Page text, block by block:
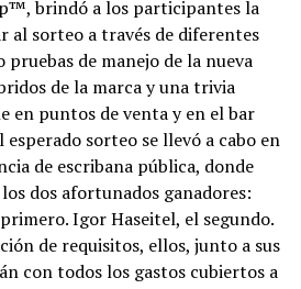
brindó a los participantes la
al sorteo a través de diferentes
de manejo de la nueva
de la marca y una trivia
en puntos de venta y en el bar
esperado sorteo se llevó a cabo en
de escribana pública, donde
dos afortunados ganadores:
Igor Haseitel, el segundo.
de requisitos, ellos, junto a sus
con todos los gastos cubiertos a